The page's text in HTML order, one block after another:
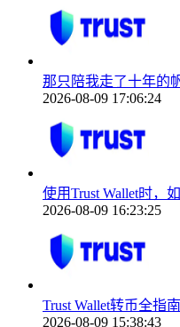
那只陪我走了十年的
2026-08-09 17:06:24
使用Trust Wallet时，
2026-08-09 16:23:25
Trust Wallet转币全指
2026-08-09 15:38:43